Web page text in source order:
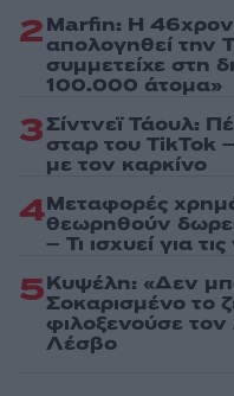
2Marfin: Η
απολογηθεί την
συμμετείχε στη
100.000 άτομα»
3Σίντνεϊ Τάουλ:
σταρ του TikTok
με τον καρκίνο
4Μεταφορές
θεωρηθούν
– Τι ισχυεί για
5Κυψέλη: «Δεν
Σοκαρισμένο το
φιλοξενούσε
Λέσβο